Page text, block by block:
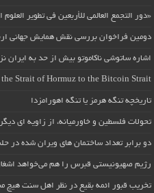
«دور التجمع العالمي للأربعين في تطوير العلوم
دومین فراخوان بررسی نقش همایش جهانی
اشاره ساتوشی ناکاموتو بیش از حد به ایران
the Strait of Hormuz to the Bitcoin Strait
تاریخچه تنگه هرمز یا تنگه اهورامزدا
تحولات فلسطین و خاورمیانه، از زاویه ای
دو برابر تعداد ساختمان های ویران شده در
رژیم صهیونیستی قبرس را هم می‌خواهد
تخریب قبور ائمه بقیع در نظر اهل سنت هیچ